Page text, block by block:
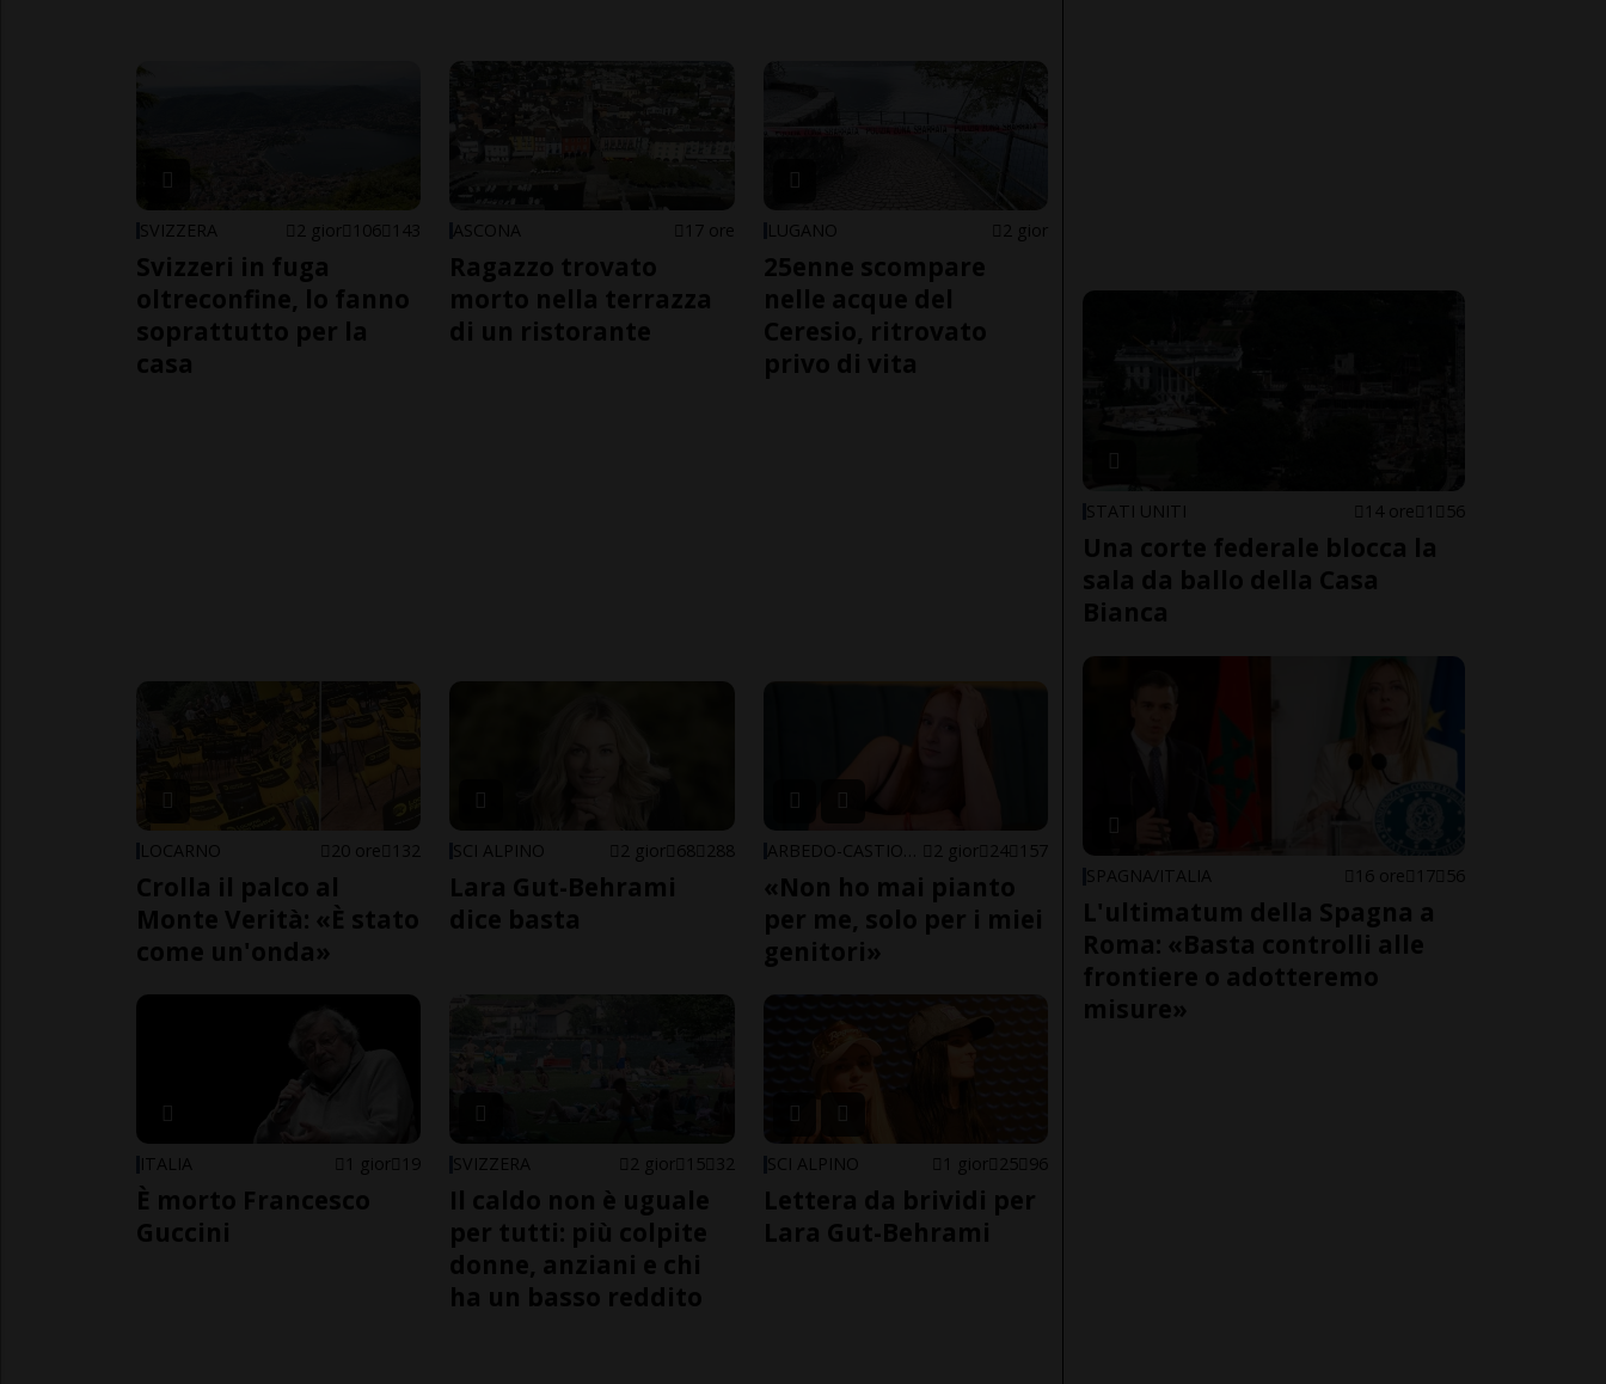
SVIZZERA 2 gior 106 143
Svizzeri in fuga
oltreconfine, lo fanno
soprattutto per la
casa
ASCONA 17 ore
Ragazzo trovato
morto nella terrazza
di un ristorante
LUGANO 2 gior
25enne scompare
nelle acque del
Ceresio, ritrovato
privo di vita
LOCARNO 20 ore 132
Crolla il palco al
Monte Verità: «È stato
come un'onda»
SCI ALPINO 2 gior 68 288
Lara Gut-Behrami
dice basta
2 gior 24 157
«Non ho mai pianto
per me, solo per i miei
genitori»
ITALIA 1 gior 19
È morto Francesco
Guccini
SVIZZERA 2 gior 15 32
Il caldo non è uguale
per tutti: più colpite
donne, anziani e chi
ha un basso reddito
SCI ALPINO 1 gior 25 96
Lettera da brividi per
Lara Gut-Behrami
STATI UNITI 14 ore 1 56
Una corte federale blocca la
sala da ballo della Casa
Bianca
SPAGNA/ITALIA 16 ore 17 56
L'ultimatum della Spagna a
Roma: «Basta controlli alle
frontiere o adotteremo
misure»